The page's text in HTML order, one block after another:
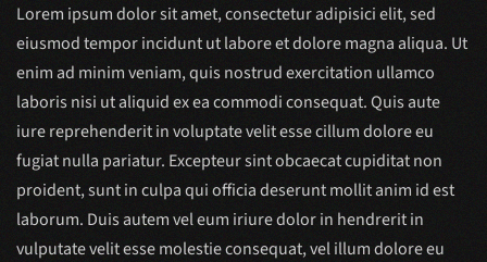
Lorem ipsum dolor sit amet, consectetur adipisici elit, sed
eiusmod tempor incidunt ut labore et dolore magna aliqua. Ut
enim ad minim veniam, quis nostrud exercitation ullamco
laboris nisi ut aliquid ex ea commodi consequat. Quis aute
iure reprehenderit in voluptate velit esse cillum dolore eu
fugiat nulla pariatur. Excepteur sint obcaecat cupiditat non
proident, sunt in culpa qui officia deserunt mollit anim id est
laborum. Duis autem vel eum iriure dolor in hendrerit in
vulputate velit esse molestie consequat, vel illum dolore eu